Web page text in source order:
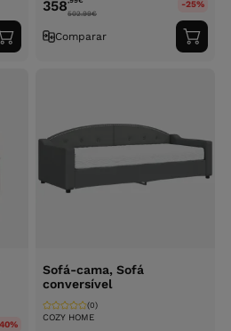
Adicionar
ao
358502.99€
-25%
Comparar
ao
Sofá-cama, Sofá
conversível
COZY HOME
(0)